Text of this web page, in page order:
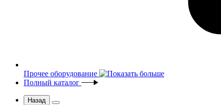
Прочее оборудование
Полный каталог
Назад